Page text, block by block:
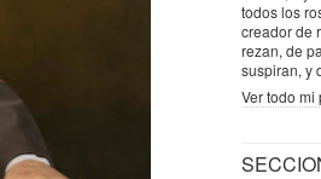
todos los
creador de
rezan, de
suspiran, y
Ver todo mi